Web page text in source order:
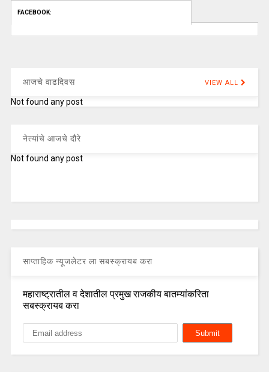
FACEBOOK:
आजचे वाढदिवस VIEW ALL
Not found any post
नेत्यांचे आजचे दौरे
Not found any post
साप्ताहिक न्यूजलेटर ला सबस्क्रायब करा
महाराष्ट्रातील व देशातील प्रमुख राजकीय बातम्यांकरिता
सबस्क्रायब करा